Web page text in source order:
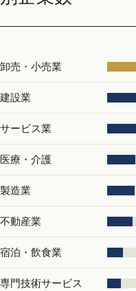
卸売・小売業
建設業
サービス業
医療・介護
製造業
不動産業
宿泊・飲食業
専門技術サービス